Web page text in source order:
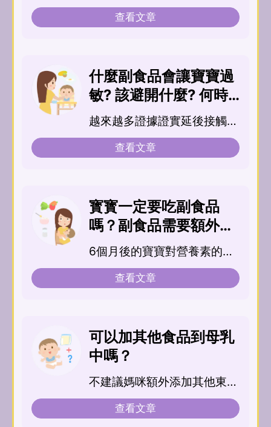
查看文章
什麼副食品會讓寶寶過
敏? 該避開什麼? 何時
可以開始吃蛋?
越來越多證據證實延後接觸高
致敏食物的...
查看文章
寳寳一定要吃副食品
嗎？副食品需要額外加
調味料嗎？
6個月後的寶寶對營養素的需
求提高，所...
查看文章
可以加其他食品到母乳
中嗎？
不建議媽咪額外添加其他東西
到母乳中一起給寶寶喝喔！寶
寶的器官系統尚未成...
查看文章